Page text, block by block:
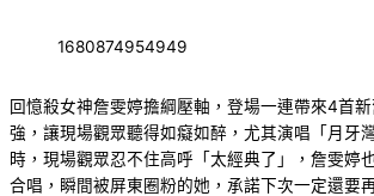
1680874954949
回憶殺女神詹雯婷擔綱壓軸，登場一連帶來4首
強，讓現場觀眾聽得如癡如醉，尤其演唱「月牙
時，現場觀眾忍不住高呼「太經典了」，詹雯婷
合唱，瞬間被屏東圈粉的她，承諾下次一定還要